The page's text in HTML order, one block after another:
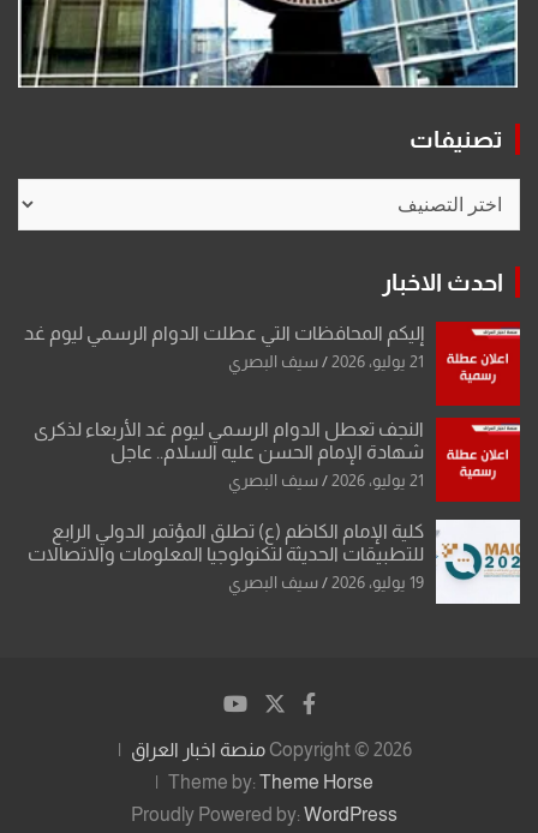
تصنيفات
احدث الاخبار
إليكم المحافظات التي عطلت الدوام الرسمي ليوم غد
21 يوليو، 2026 سيف البصري
النجف تعطل الدوام الرسمي ليوم غد الأربعاء لذكرى
شهادة الإمام الحسن عليه السلام.. عاجل
21 يوليو، 2026 سيف البصري
كلية الإمام الكاظم (ع) تطلق المؤتمر الدولي الرابع
للتطبيقات الحديثة لتكنولوجيا المعلومات والاتصالات
19 يوليو، 2026 سيف البصري
Copyright © 2026 منصة اخبار العراق
Theme by: Theme Horse
Proudly Powered by: WordPress